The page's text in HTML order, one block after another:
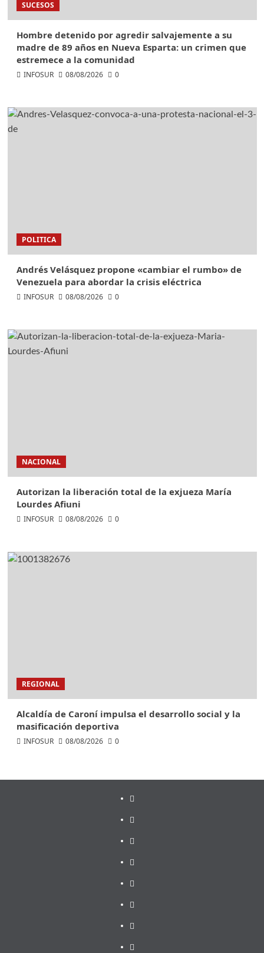
SUCESOS
Hombre detenido por agredir salvajemente a su
madre de 89 años en Nueva Esparta: un crimen que
estremece a la comunidad
INFOSUR 08/08/2026 0
POLITICA
Andrés Velásquez propone «cambiar el rumbo» de
Venezuela para abordar la crisis eléctrica
INFOSUR 08/08/2026 0
NACIONAL
Autorizan la liberación total de la exjueza María
Lourdes Afiuni
INFOSUR 08/08/2026 0
REGIONAL
Alcaldía de Caroní impulsa el desarrollo social y la
masificación deportiva
INFOSUR 08/08/2026 0